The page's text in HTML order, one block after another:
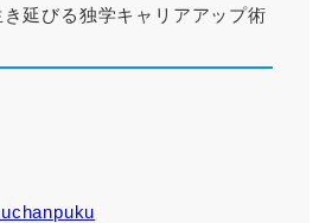
き延びる独学キャリアアップ術